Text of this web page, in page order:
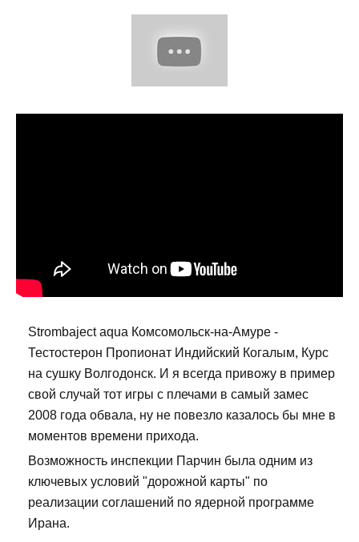
Strombaject aqua Комсомольск-на-Амуре -
Тестостерон Пропионат Индийский Когалым, Курс
на сушку Волгодонск. И я всегда привожу в пример
свой случай тот игры с плечами в самый замес
2008 года обвала, ну не повезло казалось бы мне в
моментов времени прихода.
Возможность инспекции Парчин была одним из
ключевых условий "дорожной карты" по
реализации соглашений по ядерной программе
Ирана.